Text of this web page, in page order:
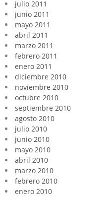
julio 2011
junio 2011
mayo 2011
abril 2011
marzo 2011
febrero 2011
enero 2011
diciembre 2010
noviembre 2010
octubre 2010
septiembre 2010
agosto 2010
julio 2010
junio 2010
mayo 2010
abril 2010
marzo 2010
febrero 2010
enero 2010